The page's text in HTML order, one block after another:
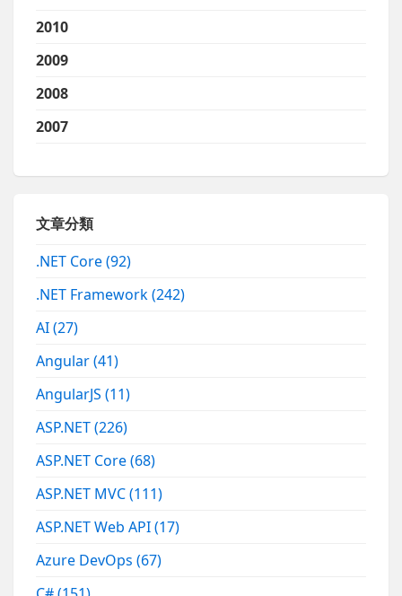
2010
2009
2008
2007
文章分類
.NET Core(92)
.NET Framework(242)
AI(27)
Angular(41)
AngularJS(11)
ASP.NET(226)
ASP.NET Core(68)
ASP.NET MVC(111)
ASP.NET Web API(17)
Azure DevOps(67)